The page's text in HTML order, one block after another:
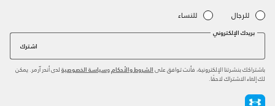
للرجال للنساء
بريدك الإلكتروني
اشترك
باشتراكك بنشرتنا الإلكترونية، فأنت توافق على الشروط والأحكام وسياسة الخصوصية لدى أندر آرمر. يمكن
لك إلغاء الاشتراك لاحقًا.